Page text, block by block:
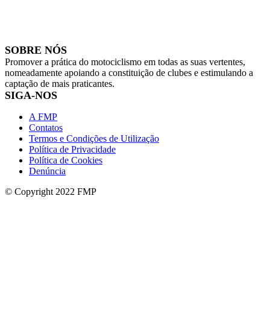
SOBRE NÓS
Promover a prática do motociclismo em todas as suas vertentes,
nomeadamente apoiando a constituição de clubes e estimulando a
captação de mais praticantes.
SIGA-NOS
A FMP
Contatos
Termos e Condições de Utilização
Política de Privacidade
Política de Cookies
Denúncia
© Copyright 2022 FMP